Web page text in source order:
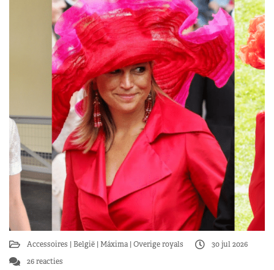
Accessoires België Máxima Overige royals
30 jul 2026
26 reacties